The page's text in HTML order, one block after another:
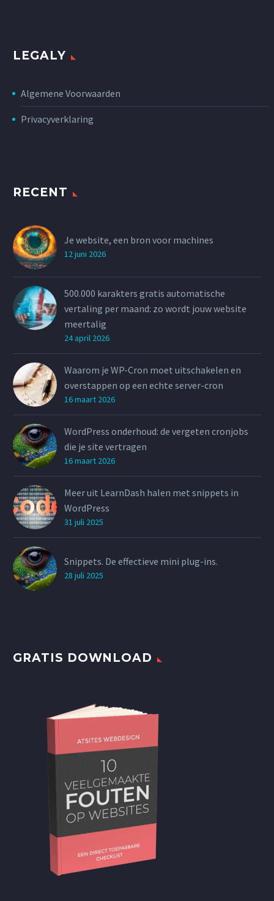
LEGALY
Algemene Voorwaarden
Privacyverklaring
RECENT
Je website, een bron voor machines
12 juni 2026
500.000 karakters gratis automatische
vertaling per maand: zo wordt jouw website
meertalig
24 april 2026
Waarom je WP-Cron moet uitschakelen en
overstappen op een echte server-cron
16 maart 2026
WordPress onderhoud: de vergeten cronjobs
die je site vertragen
16 maart 2026
Meer uit LearnDash halen met snippets in
WordPress
31 juli 2025
Snippets. De effectieve mini plug-ins.
28 juli 2025
GRATIS DOWNLOAD